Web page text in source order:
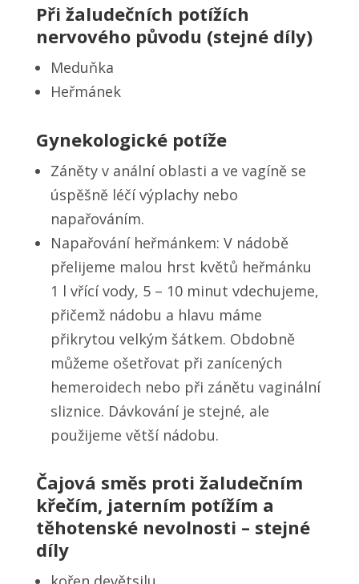
Při žaludečních potížích
nervového původu (stejné díly)
Meduňka
Heřmánek
Gynekologické potíže
Záněty v anální oblasti a ve vagíně se
úspěšně léčí výplachy nebo
napařováním.
Napařování heřmánkem: V nádobě
přelijeme malou hrst květů heřmánku
1 l vřící vody, 5 – 10 minut vdechujeme,
přičemž nádobu a hlavu máme
přikrytou velkým šátkem. Obdobně
můžeme ošetřovat při zanícených
hemeroidech nebo při zánětu vaginální
sliznice. Dávkování je stejné, ale
použijeme větší nádobu.
Čajová směs proti žaludečním
křečím, jaterním potížím a
těhotenské nevolnosti – stejné
díly